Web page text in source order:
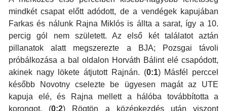
mindkét csapat előtt adódott, de a vendégek kapujában
Farkas és nálunk Rajna Miklós is állta a sarat, így a 10.
percig gól nem született. Az első két találatot aztán
pillanatok alatt megszerezte a BJA; Pozsgai távoli
próbálkozása a bal oldalon Horváth Bálint elé csapódott,
akinek nagy lökete átjutott Rajnán. (0:1) Másfél perccel
később Novotny cselezte be ügyesen magát az UTE
kapuja elé, és Rajna mellett a hálóba továbbította a
korongot. (0:2) Rögtön a középkezdés után viszont